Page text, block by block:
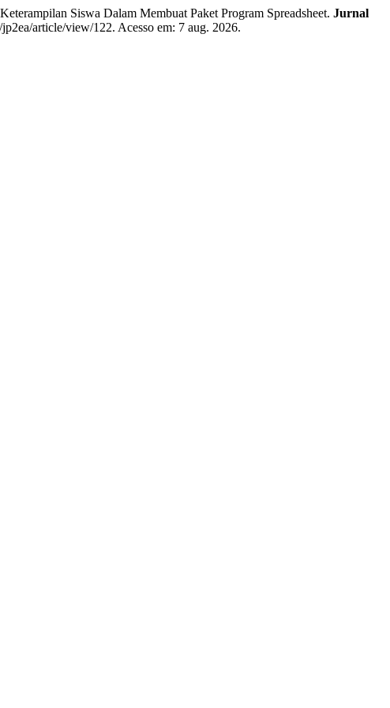
Siswa Dalam Membuat Paket Program Spreadsheet. Jurnal
article/view/122. Acesso em: 7 aug. 2026.